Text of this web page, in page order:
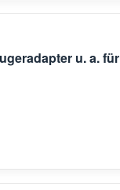
u. a. für